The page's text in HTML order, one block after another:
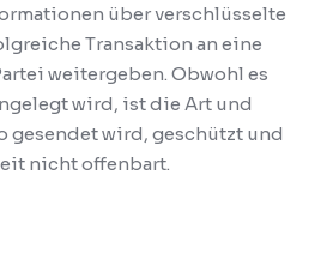
über verschlüsselte
Transaktion an eine
weitergeben. Obwohl es
wird, ist die Art und
gesendet wird, geschützt und
nicht offenbart.